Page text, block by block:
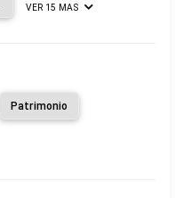
VER 15 MAS
Patrimonio